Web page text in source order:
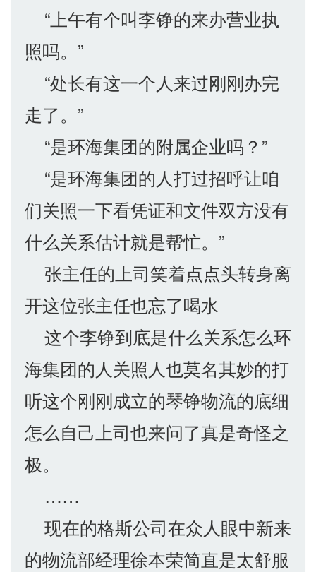
“上午有个叫李铮的来办营业执
照吗。”
“处长有这一个人来过刚刚办完
走了。”
“是环海集团的附属企业吗？”
“是环海集团的人打过招呼让咱
们关照一下看凭证和文件双方没有
什么关系估计就是帮忙。”
张主任的上司笑着点点头转身离
开这位张主任也忘了喝水
这个李铮到底是什么关系怎么环
海集团的人关照人也莫名其妙的打
听这个刚刚成立的琴铮物流的底细
怎么自己上司也来问了真是奇怪之
极。
……
现在的格斯公司在众人眼中新来
的物流部经理徐本荣简直是太舒服